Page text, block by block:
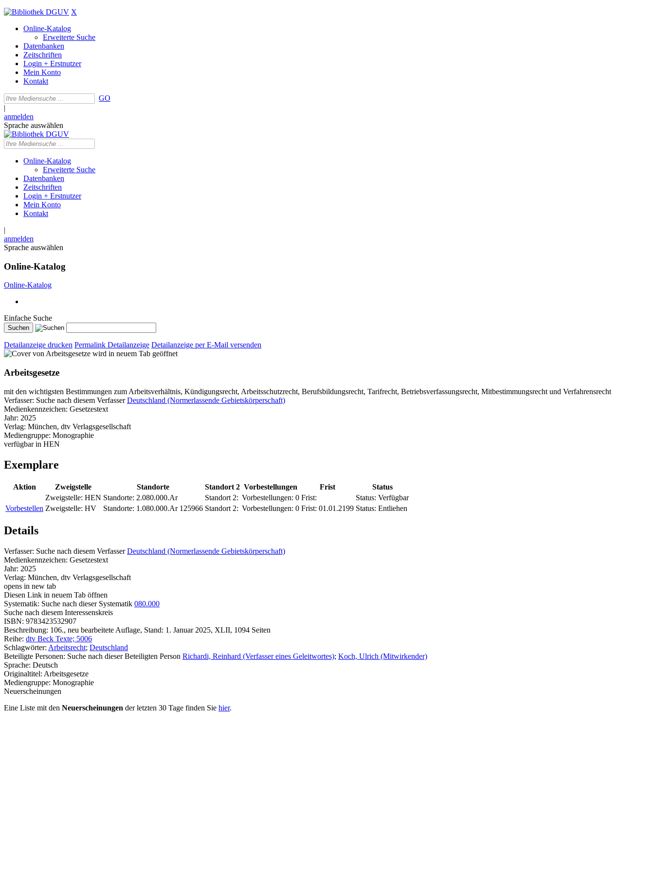
X
Online-Katalog
Erweiterte Suche
Datenbanken
Zeitschriften
Login + Erstnutzer
Mein Konto
Kontakt
GO
|
anmelden
Sprache auswählen
Online-Katalog
Erweiterte Suche
Datenbanken
Zeitschriften
Login + Erstnutzer
Mein Konto
Kontakt
|
anmelden
Sprache auswählen
Online-Katalog
Online-Katalog
Einfache Suche
Detailanzeige drucken Permalink Detailanzeige Detailanzeige per E-Mail versenden
wird in neuem Tab geöffnet
Arbeitsgesetze
mit den wichtigsten Bestimmungen zum Arbeitsverhältnis, Kündigungsrecht, Arbeitsschutzrecht, Berufsbildungsrecht, Tarifrecht, Betriebsverfassungsrecht, Mitbestimmungsrecht und Verfahrensrecht
Verfasser: Suche nach diesem Verfasser Deutschland (Normerlassende Gebietskörperschaft)
Medienkennzeichen: Gesetzestext
Jahr: 2025
Verlag: München, dtv Verlagsgesellschaft
Mediengruppe: Monographie
verfügbar in HEN
Exemplare
Aktion Zweigstelle Standorte Standort 2 Vorbestellungen Frist
Status
Zweigstelle: HEN Standorte: 2.080.000.Ar Standort 2: Vorbestellungen: 0 Frist: Status: Verfügbar
Vorbestellen Zweigstelle: HV Standorte: 1.080.000.Ar 125966 Standort 2: Vorbestellungen: 0 Frist: 01.01.2199 Status: Entliehen
Details
Verfasser: Suche nach diesem Verfasser Deutschland (Normerlassende Gebietskörperschaft)
Medienkennzeichen: Gesetzestext
Jahr: 2025
Verlag: München, dtv Verlagsgesellschaft
opens in new tab
Diesen Link in neuem Tab öffnen
Systematik: Suche nach dieser Systematik 080.000
Suche nach diesem Interessenskreis
ISBN: 9783423532907
Beschreibung: 106., neu bearbeitete Auflage, Stand: 1. Januar 2025, XLII, 1094 Seiten
Reihe: dtv Beck Texte; 5006
Schlagwörter: Arbeitsrecht; Deutschland
Beteiligte Personen: Suche nach dieser Beteiligten Person Richardi, Reinhard (Verfasser eines Geleitwortes); Koch, Ulrich (Mitwirkender)
Sprache: Deutsch
Originaltitel: Arbeitsgesetze
Mediengruppe: Monographie
Neuerscheinungen
Eine Liste mit den Neuerscheinungen der letzten 30 Tage finden Sie hier.